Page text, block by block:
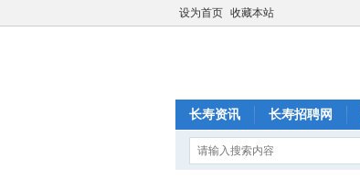
设为首页 收藏本站
长寿资讯 长寿招聘网